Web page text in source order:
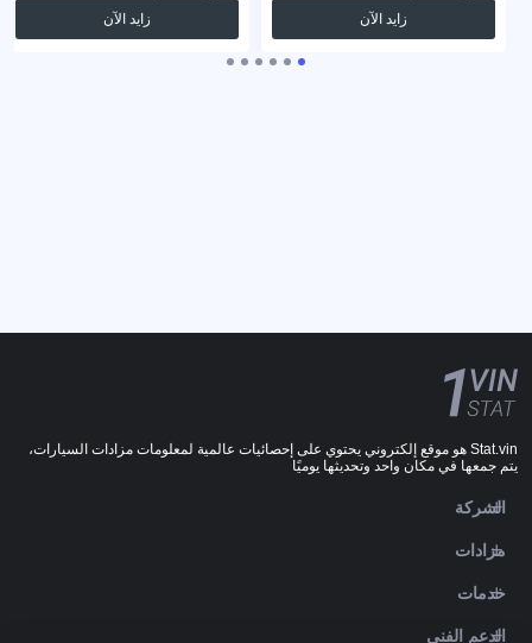
زايد الآن
زايد الآن
Stat.vin هو موقع إلكتروني يحتوي على إحصائيات عالمية لمعلومات مزادات السيارات،
يتم جمعها في مكان واحد وتحديثها يوميًا
الشركة
مزادات
خدمات
الدعم الفني